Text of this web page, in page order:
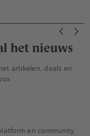
het nieuws
artikelen, deals en
en community